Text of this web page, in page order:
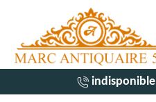
indisponible